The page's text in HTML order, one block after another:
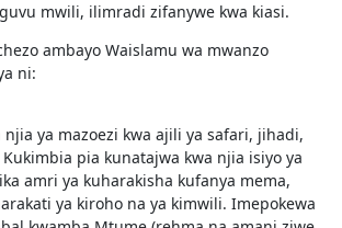
mwili, ilimradi zifanywe kwa kiasi.
ambayo Waislamu wa mwanzo
ni:
ya mazoezi kwa ajili ya safari, jihadi,
pia kunatajwa kwa njia isiyo ya
amri ya kuharakisha kufanya mema,
ya kiroho na ya kimwili. Imepokewa